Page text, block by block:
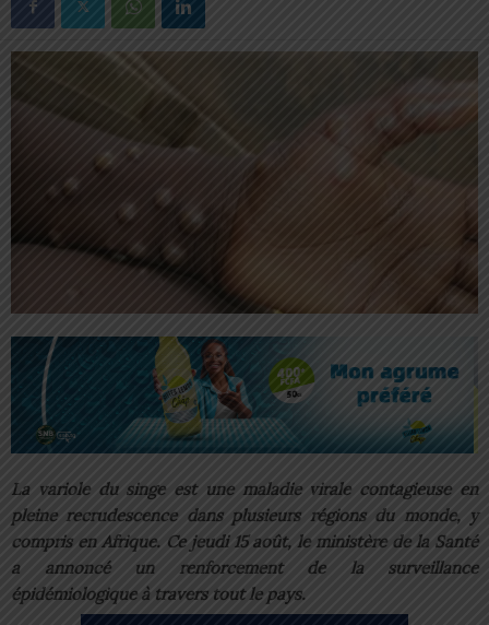
La variole du singe est une maladie virale contagieuse en
pleine recrudescence dans plusieurs régions du monde, y
compris en Afrique. Ce jeudi 15 août, le ministère de la Santé
a annoncé un renforcement de la surveillance
épidémiologique à travers tout le pays.